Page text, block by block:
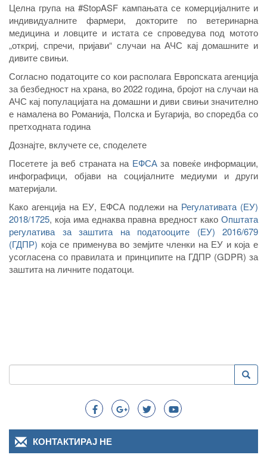
Целна група на #StopASF кампањата се комерцијалните и
индивидуалните фармери, докторите по ветеринарна
медицина и ловците и истата се спроведува под мотото
„откриј, спречи, пријави“ случаи на АЧС кај домашните и
дивите свињи.
Согласно податоците со кои располага Европската агенција
за безбедност на храна, во 2022 година, бројот на случаи на
АЧС кај популацијата на домашни и диви свињи значително
е намалена во Романија, Полска и Бугарија, во споредба со
претходната година
Дознајте, вклучете се, споделете
Посетете ја веб страната на ЕФСАза повеќе информации,
инфографици, објави на социјалните медиуми и други
материјали.
Како агенција на ЕУ, ЕФСА подлежи на Регулативата (ЕУ)
2018/1725, која има еднаква правна вредност како Општата
регулатива за заштита на податооците (ЕУ) 2016/679
(ГДПР) која се применува во земјите членки на ЕУ и која е
усогласена со правилата и принципите на ГДПР (GDPR) за
заштита на личните податоци.
Search
Пребарување
КОНТАКТИРАЈ НЕ